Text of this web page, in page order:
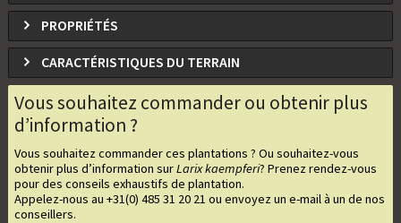
PROPRIÉTÉS
CARACTÉRISTIQUES DU TERRAIN
Vous souhaitez commander ou obtenir plus
d’information ?
Vous souhaitez commander ces plantations ? Ou souhaitez-vous
obtenir plus d’information surLarix kaempferi? Prenez rendez-vous
pour des conseils exhaustifs de plantation.
Appelez-nous au +31(0) 485 31 20 21 ou envoyez un e-mail à un de nos
conseillers.